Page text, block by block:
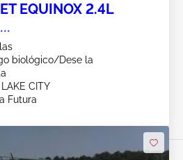
EQUINOX 2.4L
biológico/Dese la
CITY
Futura